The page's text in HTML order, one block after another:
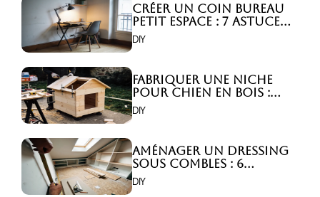
Créer un coin bureau
petit espace : 7 astuces
malignes!
DIY
Fabriquer une niche
pour chien en bois :
Comment faire ?
DIY
Aménager un dressing
sous combles : 6
astuces indispensables
!
DIY